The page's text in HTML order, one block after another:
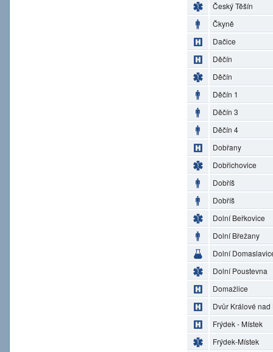
Český Těšín
Čkyně
Dačice
Děčín
Děčín
Děčín 1
Děčín 3
Děčín 4
Dobřany
Dobřichovice
Dobříš
Dobříš
Dolní Beřkovice
Dolní Břežany
Dolní
Dolní Poustevna
Domažlice
Dvůr Králové nad
Frýdek - Místek
Frýdek-Místek